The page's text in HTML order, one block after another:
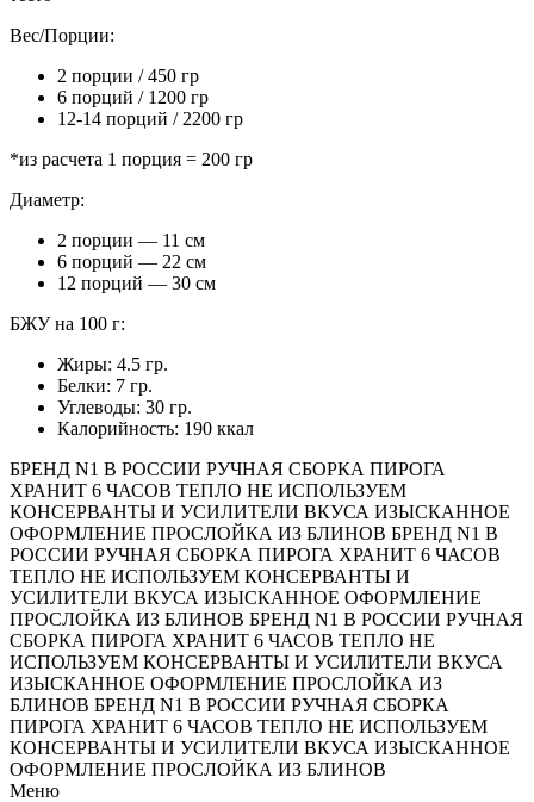
Вес/Порции:
2 порции / 450 гр
6 порций / 1200 гр
12-14 порций / 2200 гр
*из расчета 1 порция = 200 гр
Диаметр:
2 порции — 11 см
6 порций — 22 см
12 порций — 30 см
БЖУ на 100 г:
Жиры: 4.5 гр.
Белки: 7 гр.
Углеводы: 30 гр.
Калорийность: 190 ккал
БРЕНД N1 В РОССИИ РУЧНАЯ СБОРКА ПИРОГА
ХРАНИТ 6 ЧАСОВ ТЕПЛО НЕ ИСПОЛЬЗУЕМ
КОНСЕРВАНТЫ И УСИЛИТЕЛИ ВКУСА ИЗЫСКАННОЕ
ОФОРМЛЕНИЕ ПРОСЛОЙКА ИЗ БЛИНОВ БРЕНД N1 В
РОССИИ РУЧНАЯ СБОРКА ПИРОГА ХРАНИТ 6 ЧАСОВ
ТЕПЛО НЕ ИСПОЛЬЗУЕМ КОНСЕРВАНТЫ И
УСИЛИТЕЛИ ВКУСА ИЗЫСКАННОЕ ОФОРМЛЕНИЕ
ПРОСЛОЙКА ИЗ БЛИНОВ БРЕНД N1 В РОССИИ РУЧНАЯ
СБОРКА ПИРОГА ХРАНИТ 6 ЧАСОВ ТЕПЛО НЕ
ИСПОЛЬЗУЕМ КОНСЕРВАНТЫ И УСИЛИТЕЛИ ВКУСА
ИЗЫСКАННОЕ ОФОРМЛЕНИЕ ПРОСЛОЙКА ИЗ
БЛИНОВ БРЕНД N1 В РОССИИ РУЧНАЯ СБОРКА
ПИРОГА ХРАНИТ 6 ЧАСОВ ТЕПЛО НЕ ИСПОЛЬЗУЕМ
КОНСЕРВАНТЫ И УСИЛИТЕЛИ ВКУСА ИЗЫСКАННОЕ
ОФОРМЛЕНИЕ ПРОСЛОЙКА ИЗ БЛИНОВ
Меню